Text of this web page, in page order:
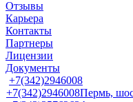
Отзывы
Карьера
Контакты
Партнеры
Лицензии
Документы
+7(342)2946008
+7(342)2946008Пермь,